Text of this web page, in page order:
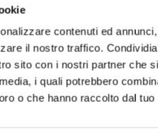
contenuti ed
il nostro traffico.
sito con i nostri partner che
i quali potrebbero
o che hanno raccolto dal
con il gestionale YAP